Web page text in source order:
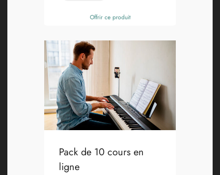
Offrir ce produit
Pack de 10 cours en
ligne